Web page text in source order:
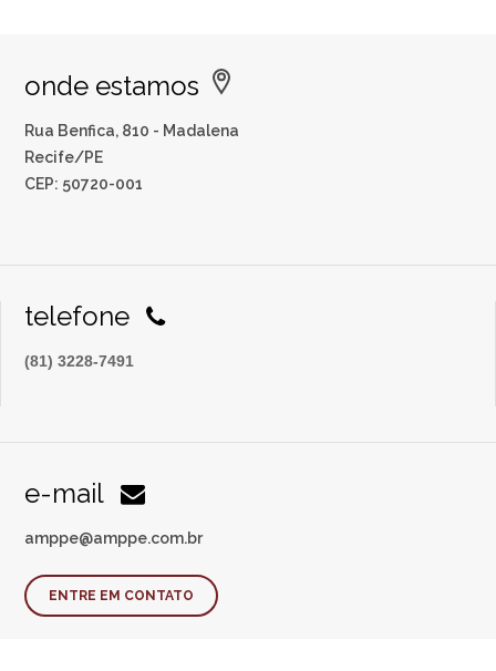
onde estamos
Rua Benfica, 810 - Madalena
Recife/PE
CEP: 50720-001
telefone
(81) 3228-7491
e-mail
amppe@amppe.com.br
ENTRE EM CONTATO